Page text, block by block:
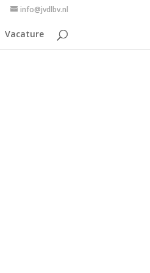
info@jvdlbv.nl
Vacature